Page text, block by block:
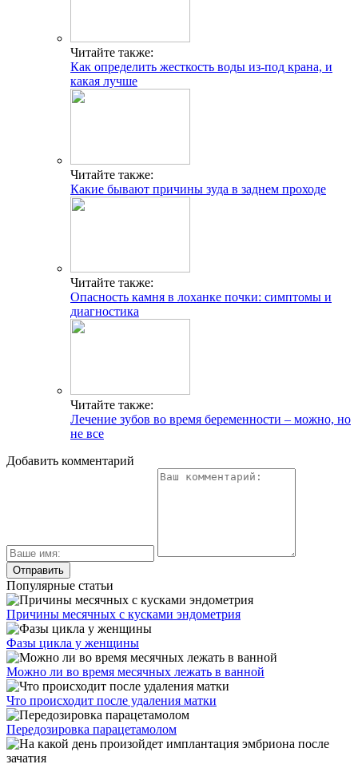
Читайте также:
Как определить жесткость воды из-под крана, и
какая лучше
Читайте также:
Какие бывают причины зуда в заднем проходе
Читайте также:
Опасность камня в лоханке почки: симптомы и
диагностика
Читайте также:
Лечение зубов во время беременности – можно, но
не все
Добавить комментарий
Популярные статьи
Причины месячных с кусками эндометрия
Фазы цикла у женщины
Можно ли во время месячных лежать в ванной
Что происходит после удаления матки
Передозировка парацетамолом